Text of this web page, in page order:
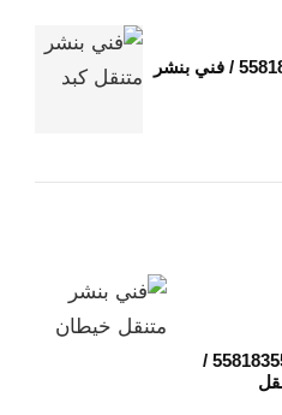
فني بنشر متنقل كبد / 55818355‬ / فني بنشر
فني بنشر متنقل خيطان / 55818355‬ /